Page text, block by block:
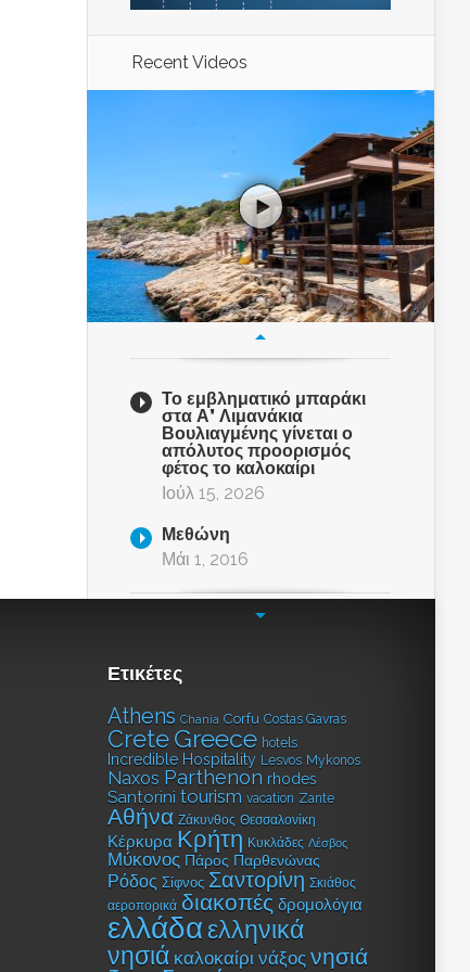
Recent Videos
Το εμβληματικό μπαράκι
στα Α’ Λιμανάκια
Βουλιαγμένης γίνεται ο
απόλυτος προορισμός
φέτος το καλοκαίρι
Ιούλ 15, 2026
Μεθώνη
Μάι 1, 2016
Ετικέτες
Athens Chania Corfu Costas Gavras
Crete Greece hotels
Incredible Hospitality Lesvos Mykonos
Naxos Parthenon rhodes
Santorini tourism vacation Zante
Αθήνα Ζάκυνθος Θεσσαλονίκη
Κέρκυρα Κρήτη Κυκλάδες Λέσβος
Μύκονος Πάρος Παρθενώνας
Ρόδος Σίφνος Σαντορίνη Σκιάθος
αεροπορικά διακοπές δρομολόγια
ελλάδαελληνικά
νησιά καλοκαίρι νάξος νησιά